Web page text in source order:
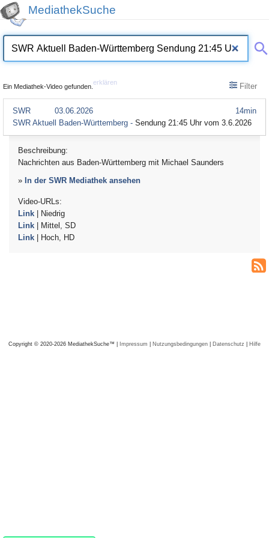
MediathekSuche
Ein Mediathek-Video gefunden.
erklären Filter
14min
SWR
03.06.2026
SWR Aktuell Baden-Württemberg - Sendung 21:45 Uhr vom 3.6.2026
Beschreibung:
Nachrichten aus Baden-Württemberg mit Michael Saunders
» In der SWR Mediathek ansehen
Video-URLs:
Link | Niedrig
Link | Mittel, SD
Link | Hoch, HD
Copyright © 2020-2026 MediathekSuche™ | Impressum | Nutzungsbedingungen | Datenschutz | Hilfe